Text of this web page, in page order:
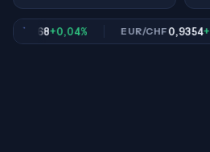
0,8568 +0,04% EUR/CHF0,9354